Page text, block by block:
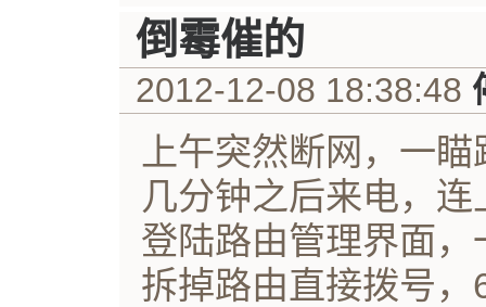
倒霉催的
2012-12-08 18:38:48
上午突然断网，一
几分钟之后来电，
登陆路由管理界面
拆掉路由直接拨号